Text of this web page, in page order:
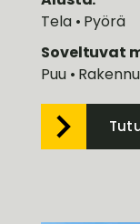
Tela • Pyörä
Soveltuvat
Puu •